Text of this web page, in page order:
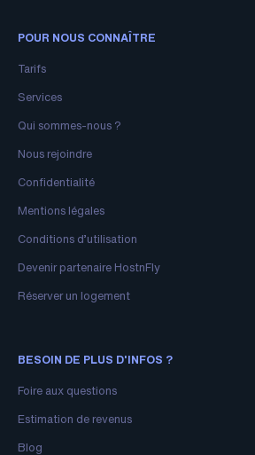
POUR NOUS CONNAÎTRE
Tarifs
Services
Qui sommes-nous ?
Nous rejoindre
Confidentialité
Mentions légales
Conditions d’utilisation
Devenir partenaire HostnFly
Réserver un logement
BESOIN DE PLUS D'INFOS ?
Foire aux questions
Estimation de revenus
Blog